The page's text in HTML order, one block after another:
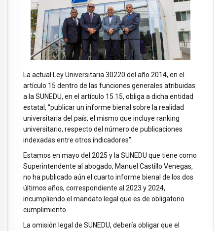
La actual Ley Universitaria 30220 del año 2014, en el
artículo 15 dentro de las funciones generales atribuidas
a la SUNEDU, en el artículo 15.15, obliga a dicha entidad
estatal, “publicar un informe bienal sobre la realidad
universitaria del país, el mismo que incluye ranking
universitario, respecto del número de publicaciones
indexadas entre otros indicadores”.
Estamos en mayo del 2025 y la SUNEDU que tiene como
Superintendente al abogado, Manuel Castillo Venegas,
no ha publicado aún el cuarto informe bienal de los dos
últimos años, correspondiente al 2023 y 2024,
incumpliendo el mandato legal que es de obligatorio
cumplimiento.
La omisión legal de SUNEDU, debería obligar que el